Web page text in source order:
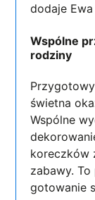
dodaje
Wspólne
rodziny
świetna
Wspólne
koreczków
zabawy.
gotowanie